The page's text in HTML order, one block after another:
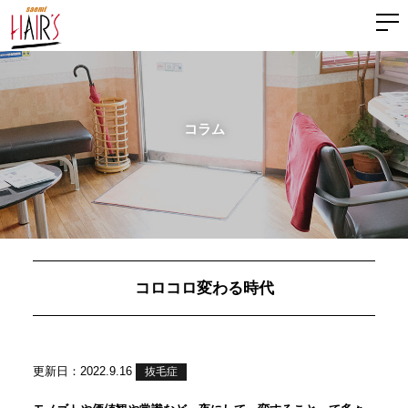
コラム
コロコロ変わる時代
更新日：2022.9.16 抜毛症